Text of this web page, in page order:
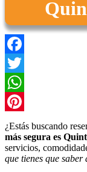
Facebook
Twitter
WhatsApp
Pinterest
¿Estás buscando
más segura es
servicios,
que tienes que